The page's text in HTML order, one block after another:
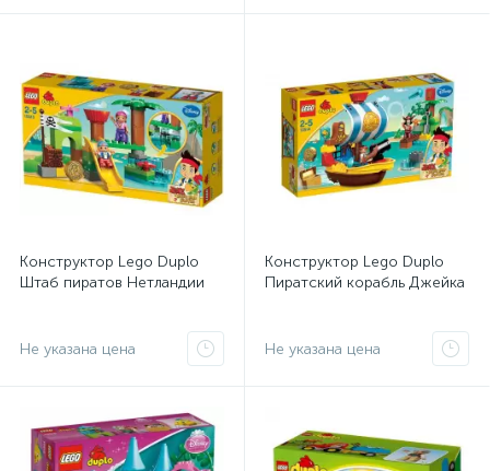
Конструктор Lego Duplo
Штаб пиратов Нетландии
Не указана цена
Конструктор Lego Duplo
Пиратский корабль Джейка
Не указана цена